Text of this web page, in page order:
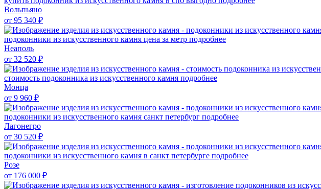
Вольпьяно
от 95 340 ₽
подоконники из искусственного камня цена за метр подробнее
Неаполь
от 32 520 ₽
стоимость подоконника из искусственного камня подробнее
Монца
от 9 960 ₽
подоконники из искусственного камня санкт петербург подробнее
Лагонегро
от 30 520 ₽
подоконники из искусственного камня в санкт петербурге подробнее
Розе
от 176 000 ₽